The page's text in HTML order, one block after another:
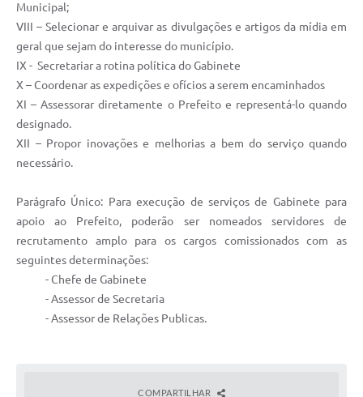
Prestação de Contas Secretária de Saúde
Prestação de Contas Secretaria de Educação
RELATÓRIO ESPORTE MUNICIPAL 2025
Municipal;
VIII – Selecionar e arquivar as divulgações e artigos da mídia em
geral que sejam do interesse do município.
IX - Secretariar a rotina política do Gabinete
X – Coordenar as expedições e ofícios a serem encaminhados
XI – Assessorar diretamente o Prefeito e representá-lo quando
designado.
XII – Propor inovações e melhorias a bem do serviço quando
necessário.
Parágrafo Único: Para execução de serviços de Gabinete para
apoio ao Prefeito, poderão ser nomeados servidores de
recrutamento amplo para os cargos comissionados com as
seguintes determinações:
- Chefe de Gabinete
- Assessor de Secretaria
- Assessor de Relações Publicas.
COMPARTILHAR